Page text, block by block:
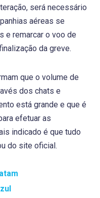
será necessário
aéreas se
e remarcar o voo de
da greve.
que o volume de
dos chats e
está grande e que é
efetuar as
indicado é que tudo
do site oficial.